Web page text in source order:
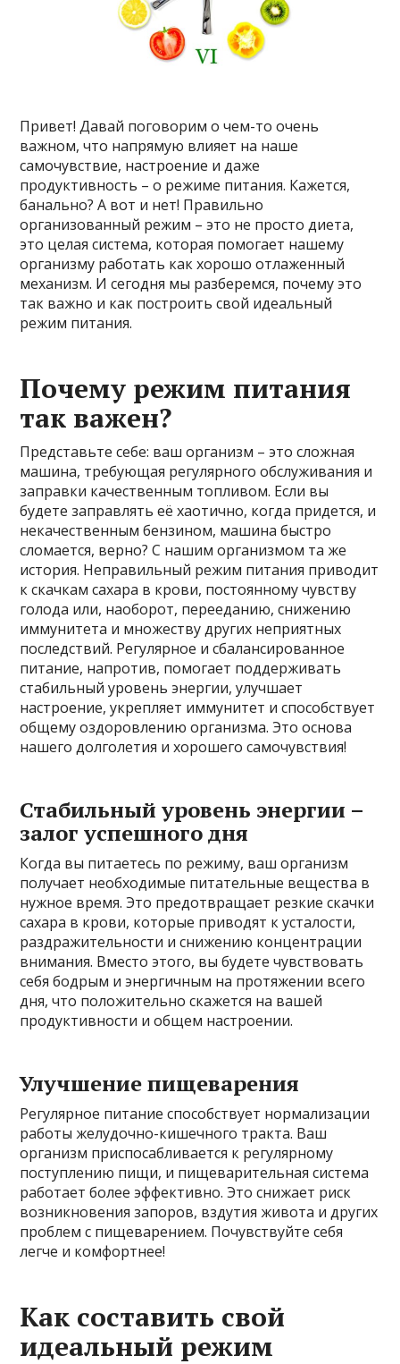
Привет! Давай поговорим о чем-то очень
важном, что напрямую влияет на наше
самочувствие, настроение и даже
продуктивность – о режиме питания. Кажется,
банально? А вот и нет! Правильно
организованный режим – это не просто диета,
это целая система, которая помогает нашему
организму работать как хорошо отлаженный
механизм. И сегодня мы разберемся, почему это
так важно и как построить свой идеальный
режим питания.
Почему режим питания
так важен?
Представьте себе: ваш организм – это сложная
машина, требующая регулярного обслуживания и
заправки качественным топливом. Если вы
будете заправлять её хаотично, когда придется, и
некачественным бензином, машина быстро
сломается, верно? С нашим организмом та же
история. Неправильный режим питания приводит
к скачкам сахара в крови, постоянному чувству
голода или, наоборот, перееданию, снижению
иммунитета и множеству других неприятных
последствий. Регулярное и сбалансированное
питание, напротив, помогает поддерживать
стабильный уровень энергии, улучшает
настроение, укрепляет иммунитет и способствует
общему оздоровлению организма. Это основа
нашего долголетия и хорошего самочувствия!
Стабильный уровень энергии –
залог успешного дня
Когда вы питаетесь по режиму, ваш организм
получает необходимые питательные вещества в
нужное время. Это предотвращает резкие скачки
сахара в крови, которые приводят к усталости,
раздражительности и снижению концентрации
внимания. Вместо этого, вы будете чувствовать
себя бодрым и энергичным на протяжении всего
дня, что положительно скажется на вашей
продуктивности и общем настроении.
Улучшение пищеварения
Регулярное питание способствует нормализации
работы желудочно-кишечного тракта. Ваш
организм приспосабливается к регулярному
поступлению пищи, и пищеварительная система
работает более эффективно. Это снижает риск
возникновения запоров, вздутия живота и других
проблем с пищеварением. Почувствуйте себя
легче и комфортнее!
Как составить свой
идеальный режим